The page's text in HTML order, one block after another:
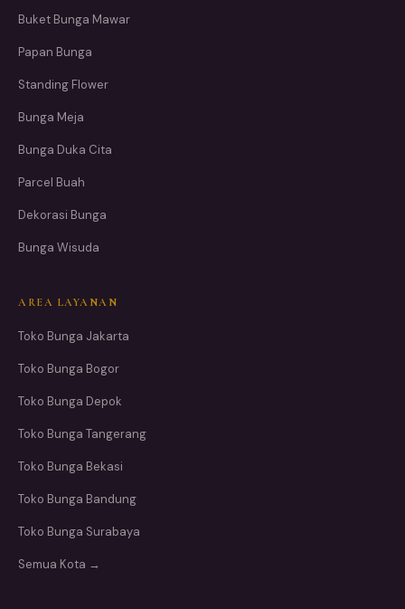
Buket Bunga Mawar
Papan Bunga
Standing Flower
Bunga Meja
Bunga Duka Cita
Parcel Buah
Dekorasi Bunga
Bunga Wisuda
AREA LAYANAN
Toko Bunga Jakarta
Toko Bunga Bogor
Toko Bunga Depok
Toko Bunga Tangerang
Toko Bunga Bekasi
Toko Bunga Bandung
Toko Bunga Surabaya
Semua Kota →